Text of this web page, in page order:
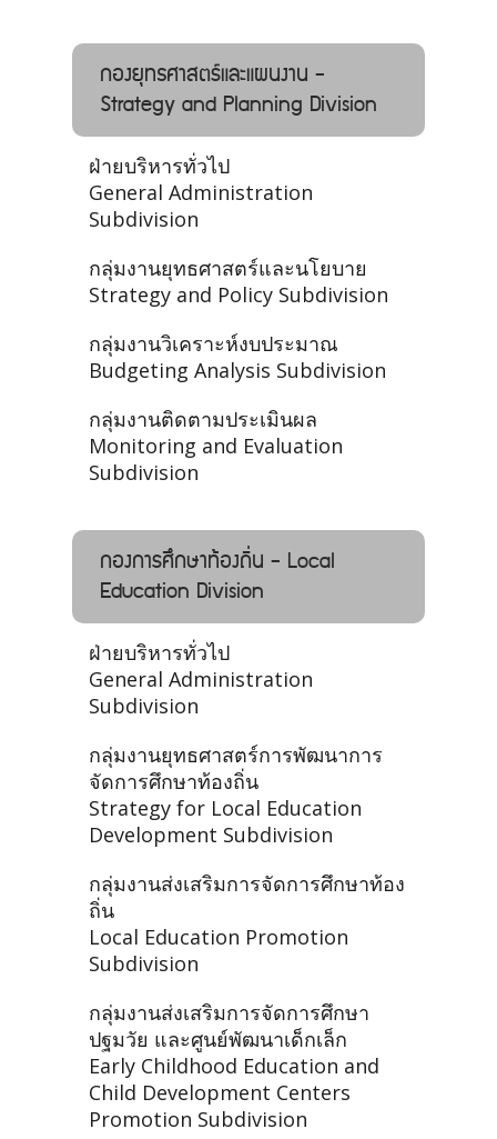
กองยุทธศาสตร์และแผนงาน -
Strategy and Planning Division
ฝ่ายบริหารทั่วไป
General Administration
Subdivision
กลุ่มงานยุทธศาสตร์และนโยบาย
Strategy and Policy Subdivision
กลุ่มงานวิเคราะห์งบประมาณ
Budgeting Analysis Subdivision
กลุ่มงานติดตามประเมินผล
Monitoring and Evaluation
Subdivision
กองการศึกษาท้องถิ่น - Local
Education Division
ฝ่ายบริหารทั่วไป
General Administration
Subdivision
กลุ่มงานยุทธศาสตร์การพัฒนาการ
จัดการศึกษาท้องถิ่น
Strategy for Local Education
Development Subdivision
กลุ่มงานส่งเสริมการจัดการศึกษาท้อง
ถิ่น
Local Education Promotion
Subdivision
กลุ่มงานส่งเสริมการจัดการศึกษา
ปฐมวัย และศูนย์พัฒนาเด็กเล็ก
Early Childhood Education and
Child Development Centers
Promotion Subdivision